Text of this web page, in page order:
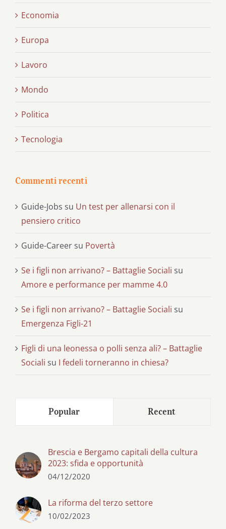
Economia
Europa
Lavoro
Mondo
Politica
Tecnologia
Commenti recenti
Guide-Jobs su Un test per allenarsi con il
pensiero critico
Guide-Career su Povertà
Se i figli non arrivano? – Battaglie Sociali su
Amore e performance per mamme 4.0
Se i figli non arrivano? – Battaglie Sociali su
Emergenza Figli-21
Figli di una leonessa o polli senza ali? – Battaglie
Sociali su I fedeli torneranno in chiesa?
Popular Recent
Brescia e Bergamo capitali della cultura
2023: sfida e opportunità
04/12/2020
La riforma del terzo settore
10/02/2023